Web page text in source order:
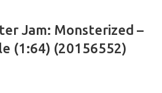
Jam: Monsterized –
(1:64) (20156552)